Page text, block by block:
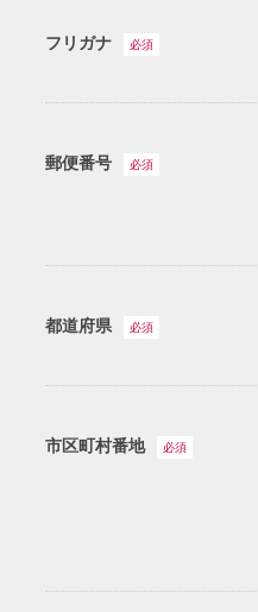
フリガナ 必須
郵便番号 必須
都道府県 必須
市区町村番地 必須